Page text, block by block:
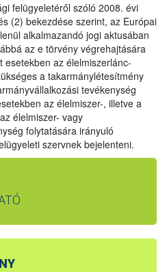
felügyeletéről szóló 2008. évi
(2) bekezdése szerint, az Európai
alkalmazandó jogi aktusában
az e törvény végrehajtására
az élelmiszerlánc-
a takarmánylétesítmény
tevékenység
az élelmiszer-, illetve a
élelmiszer- vagy
folytatására irányuló
szervnek bejelenteni.